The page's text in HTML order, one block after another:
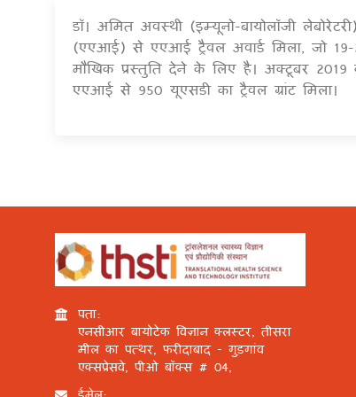
डॉ। अमित अवस्थी (इम्यूनो-बायोलॉजी
(एएआई) से एएआई ट्रैवल अवार्ड मिला, जो
मौखिक प्रस्तुति देने के लिए है। अक्टूबर
एएआई से 950 यूएसडी का ट्रैवल ग्रांट मिला।
पता:
एनसीआर बायोटेक विज्ञान क्लस्टर, तीसरा
मील का पत्थर, फरीदाबाद - गुड़गांव
एक्सप्रेसवे, पीओ बॉक्स # 04,